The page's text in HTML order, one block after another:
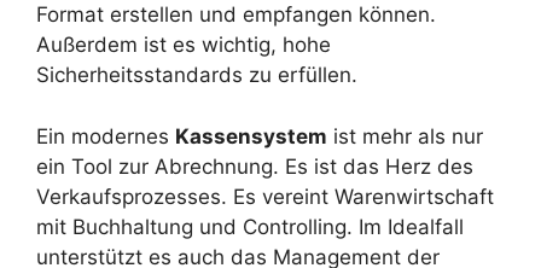
Format erstellen und empfangen können.
Außerdem ist es wichtig, hohe
Sicherheitsstandards zu erfüllen.
Ein modernes Kassensystem ist mehr als nur
ein Tool zur Abrechnung. Es ist das Herz des
Verkaufsprozesses. Es vereint Warenwirtschaft
mit Buchhaltung und Controlling. Im Idealfall
unterstützt es auch das Management der